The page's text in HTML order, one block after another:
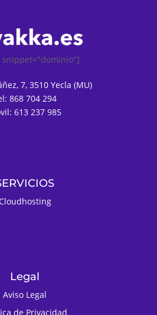
snippet="dominio"]
7, 3510 Yecla (MU)
868 704 294
613 237 985
Legal
Aviso Legal
de Privacidad